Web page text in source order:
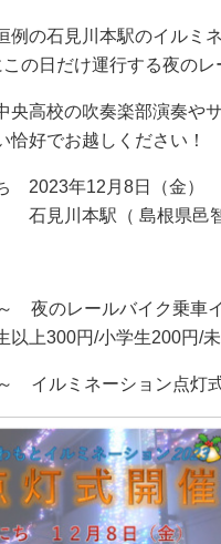
例の石見川本駅のイルミ
の日だけ運行する夜の
央高校の吹奏楽部演奏や
恰好でお越しください！
2023年12月8日（金）
見川本駅（ 島根県邑智
夜のレールバイク乗車
以上300円/小学生200円/
イルミネーション点灯